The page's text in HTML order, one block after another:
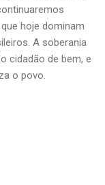
hoje dominam
A soberania
cidadão de bem, e
o povo.